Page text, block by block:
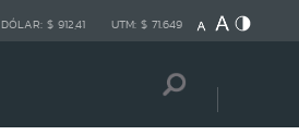
DÓLAR: $ 912,41 UTM: $ 71.649